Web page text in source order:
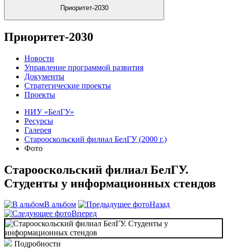
Приоритет-2030
Приоритет-2030
Новости
Управление программой развития
Документы
Стратегические проекты
Проекты
НИУ «БелГУ»
Ресурсы
Галерея
Старооскольский филиал БелГУ (2000 г.)
Фото
Старооскольский филиал БелГУ.
Студенты у информационных стендов
В альбом
Назад
Вперед
Подробности